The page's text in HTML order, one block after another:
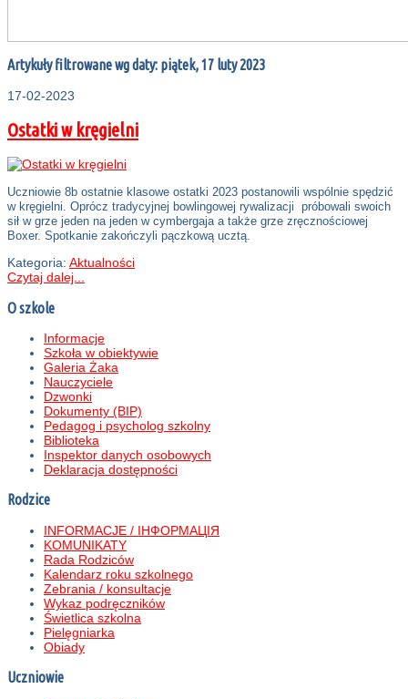
Artykuły filtrowane wg daty: piątek, 17 luty 2023
17-02-2023
Ostatki w kręgielni
Uczniowie 8b ostatnie klasowe ostatki 2023 postanowili wspólnie spędzić
w kręgielni. Oprócz tradycyjnej bowlingowej rywalizacji próbowali swoich
sił w grze jeden na jeden w cymbergaja a także grze zręcznościowej
Boxer. Spotkanie zakończyli pączkową ucztą.
Kategoria: Aktualności
Czytaj dalej...
O szkole
Informacje
Szkoła w obiektywie
Galeria Żaka
Nauczyciele
Dzwonki
Dokumenty (BIP)
Pedagog i psycholog szkolny
Biblioteka
Inspektor danych osobowych
Deklaracja dostępności
Rodzice
INFORMACJE / ІНФОРМАЦІЯ
KOMUNIKATY
Rada Rodziców
Kalendarz roku szkolnego
Zebrania / konsultacje
Wykaz podręczników
Świetlica szkolna
Pielęgniarka
Obiady
Uczniowie